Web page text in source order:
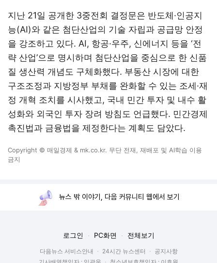
지난 21일 공개한 3중전회 결정문은 반도체·인공지
능(AI)와 같은 첨단산업의 기술 자립과 공급망 안정
을 강조하고 있다. AI, 항공·우주, 신에너지 등을 ‘전
략 산업’으로 명시하며 첨단산업을 중심으로 한 신품
질 생산력 개념도 구체화했다. 부동산 시장에 대한
구조조정과 지방정부 부채를 완화할 수 있는 조세·재
정 개혁 조치를 시사했고, 국내 민간 투자 및 내수 활
성화와 외국인 투자 장려 방침도 언급했다. 민간경제
촉진법과 금융법을 제정한다는 계획도 담았다.
Copyright © 매일경제 & mk.co.kr. 무단 전재, 재배포 및 AI학습 이용
금지
뉴스 밖 이야기, 다음 커뮤니티 웹에서 보기
로그인 PC화면 전체보기
다음뉴스 서비스안내 24시간 뉴스센터
공지사항